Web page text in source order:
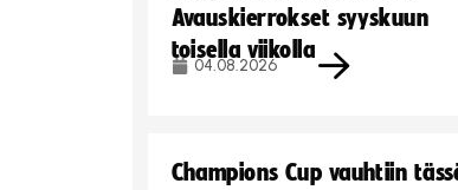
Avauskierrokset syyskuun
toisella viikolla
04.08.2026
Champions Cup vauhtiin